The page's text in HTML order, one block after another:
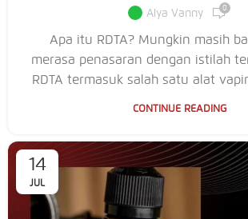
Alya Vanny 0
Apa itu RDTA? Mungkin masih
merasa penasaran dengan istilah
RDTA termasuk salah satu alat
CONTINUE READING
14
JUL